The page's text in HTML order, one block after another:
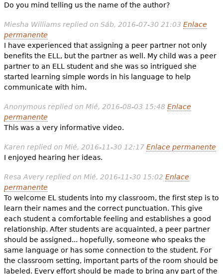
Do you mind telling us the name of the author?
Miesha Williamsreplied on Sáb, 2016-07-30 21:03 Enlace
permanente
I have experienced that assigning a peer partner not only
benefits the ELL, but the partner as well. My child was a peer
partner to an ELL student and she was so intrigued she
started learning simple words in his language to help
communicate with him.
Anonymousreplied on Mié, 2016-08-03 15:48 Enlace
permanente
This was a very informative video.
Karen replied on Mié, 2016-11-30 12:17 Enlace permanente
I enjoyed hearing her ideas.
Resa Averyreplied on Mié, 2016-11-30 15:02 Enlace
permanente
To welcome EL students into my classroom, the first step is to
learn their names and the correct punctuation. This give
each student a comfortable feeling and establishes a good
relationship. After students are acquainted, a peer partner
should be assigned... hopefully, someone who speaks the
same language or has some connection to the student. For
the classroom setting, important parts of the room should be
labeled. Every effort should be made to bring any part of the